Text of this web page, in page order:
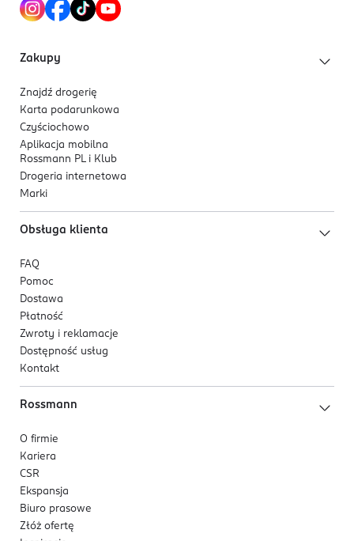
na skórę głowy.
Dla mężczyzn z osłabionymi, nadmiernie
wypadającymi włosami. Idealny dla osób z pierwszymi
objawami łysienia typu męskiego, takimi jak
przerzedzanie włosów i powstawanie zakoli.
Kod EAN
Zakupy
Znajdź drogerię
Karta podarunkowa
Czyściochowo
Aplikacja mobilna
Rossmann PL i Klub
Drogeria internetowa
Marki
Obsługa klienta
FAQ
Pomoc
Dostawa
Płatność
Zwroty i reklamacje
Dostępność usług
Kontakt
Rossmann
O firmie
Kariera
CSR
Ekspansja
Biuro prasowe
Złóż ofertę